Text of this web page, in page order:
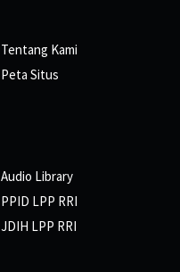
Tentang Kami
Peta Situs
Audio Library
PPID LPP RRI
JDIH LPP RRI